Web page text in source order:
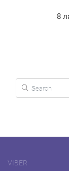
Search for:
VIBER